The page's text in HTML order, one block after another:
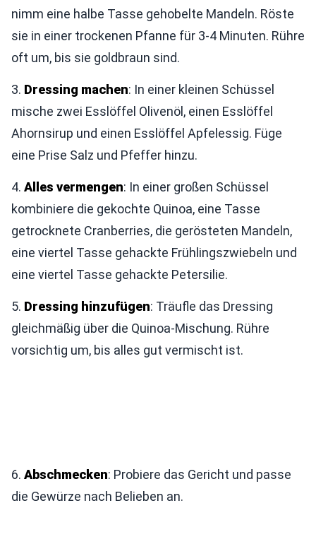
nimm eine halbe Tasse gehobelte Mandeln. Röste
sie in einer trockenen Pfanne für 3-4 Minuten. Rühre
oft um, bis sie goldbraun sind.
3. Dressing machen: In einer kleinen Schüssel
mische zwei Esslöffel Olivenöl, einen Esslöffel
Ahornsirup und einen Esslöffel Apfelessig. Füge
eine Prise Salz und Pfeffer hinzu.
4. Alles vermengen: In einer großen Schüssel
kombiniere die gekochte Quinoa, eine Tasse
getrocknete Cranberries, die gerösteten Mandeln,
eine viertel Tasse gehackte Frühlingszwiebeln und
eine viertel Tasse gehackte Petersilie.
5. Dressing hinzufügen: Träufle das Dressing
gleichmäßig über die Quinoa-Mischung. Rühre
vorsichtig um, bis alles gut vermischt ist.
6. Abschmecken: Probiere das Gericht und passe
die Gewürze nach Belieben an.